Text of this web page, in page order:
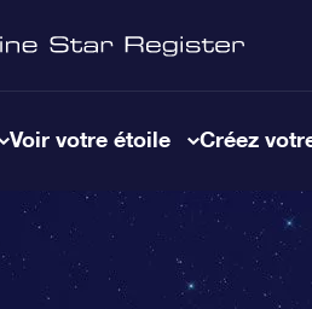
Voir votre étoile Créez